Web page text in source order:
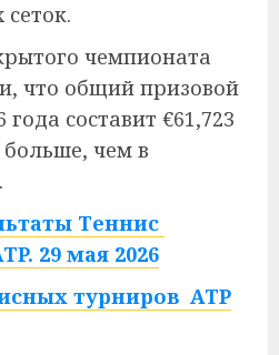
чемпионата
что общий призовой
составит €61,723
чем в
Теннис
29 мая 2026
турниров ATP